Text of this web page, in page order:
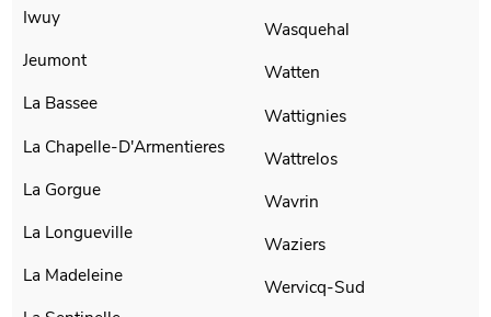
Iwuy
Jeumont
La Bassee
La Chapelle-D'Armentieres
La Gorgue
La Longueville
La Madeleine
Wasquehal
Watten
Wattignies
Wattrelos
Wavrin
Waziers
Wervicq-Sud